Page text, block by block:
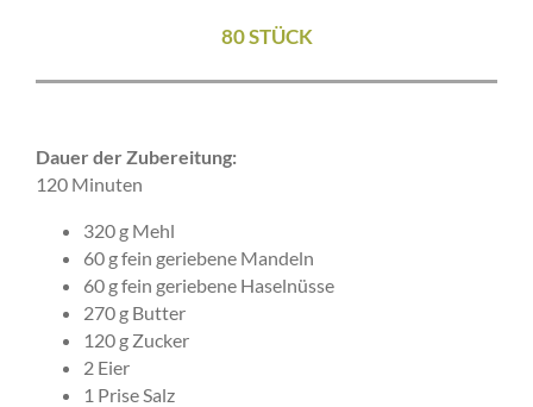
80 STÜCK
Dauer der Zubereitung:
120 Minuten
320 g Mehl
60 g fein geriebene Mandeln
60 g fein geriebene Haselnüsse
270 g Butter
120 g Zucker
2 Eier
1 Prise Salz